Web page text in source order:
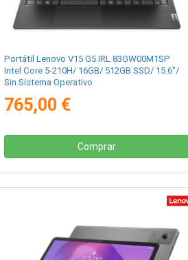
Portátil Lenovo V15 G5 IRL 83GW00M1SP
Intel Core 5-210H/ 16GB/ 512GB SSD/ 15.6"/
Sin Sistema Operativo
765,00 €
Comprar